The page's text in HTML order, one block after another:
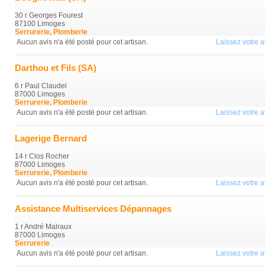
30 r Georges Fourest
87100 Limoges
Serrurerie, Plomberie
Aucun avis n'a été posté pour cet artisan.
Laissez votre
Darthou et Fils (SA)
6 r Paul Claudel
87000 Limoges
Serrurerie, Plomberie
Aucun avis n'a été posté pour cet artisan.
Laissez votre
Lagerige Bernard
14 r Clos Rocher
87000 Limoges
Serrurerie, Plomberie
Aucun avis n'a été posté pour cet artisan.
Laissez votre
Assistance Multiservices Dépannages
1 r André Malraux
87000 Limoges
Serrurerie
Aucun avis n'a été posté pour cet artisan.
Laissez votre